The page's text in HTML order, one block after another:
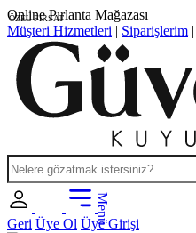
Uygun Fiyatlar
Müşteri Hizmetleri | Siparişlerim |
Menü
Geri Üye Ol Üye Girişi
ÖZEL FIRSAT